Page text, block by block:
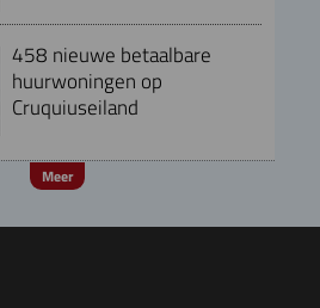
458 nieuwe betaalbare
huurwoningen op
Cruquiuseiland
Meer